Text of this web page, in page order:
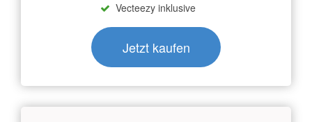
Vecteezy inklusive
Jetzt kaufen